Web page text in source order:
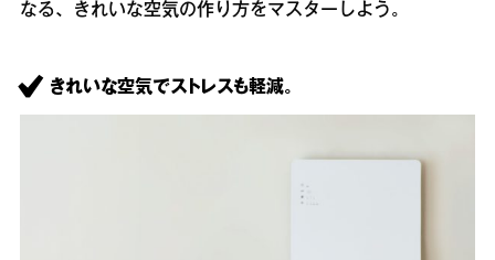
なる、きれいな空気の作り方をマスターしよう。
きれいな空気でストレスも軽減。